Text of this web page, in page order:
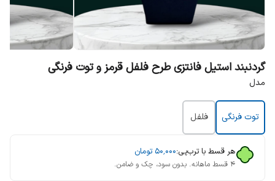
گردنبند استیل فانتزی طرح فلفل قرمز و توت فرنگی
مدل
توت فرنگی فلفل
هر قسط با ترب‌پی:۵۰٬۰۰۰تومان
۴ قسط ماهانه. بدون سود، چک و ضامن.